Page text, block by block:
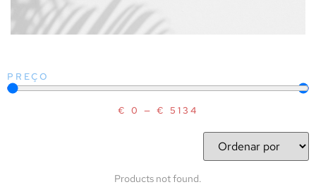
PREÇO
€ 0 — € 5134
Products not found.